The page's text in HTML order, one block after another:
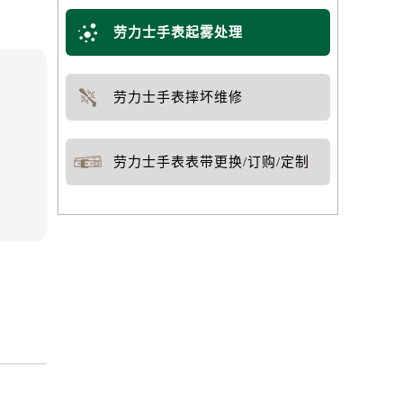
劳力士手表起雾处理
劳力士手表摔坏维修
劳力士手表表带更换/订购/定制